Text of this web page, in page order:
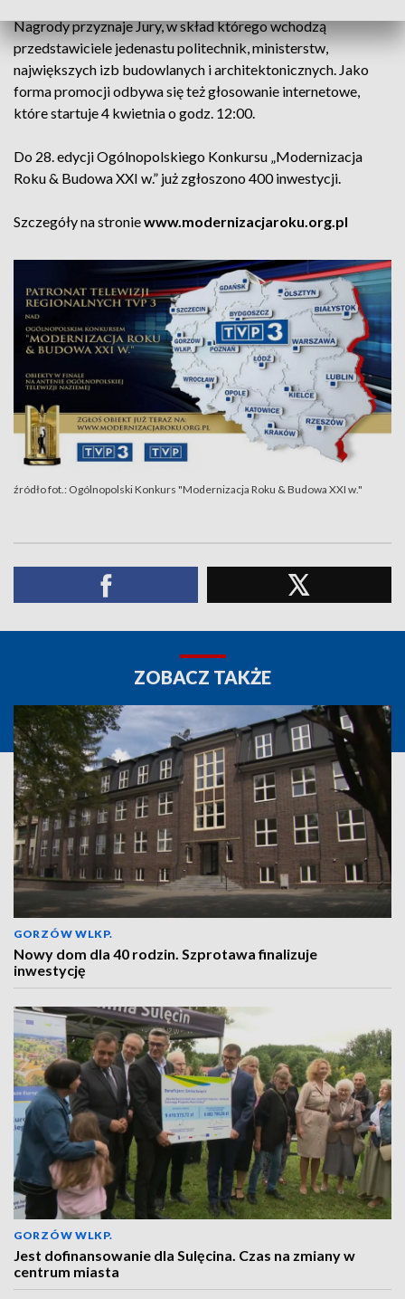
Nagrody przyznaje Jury, w skład którego wchodzą
przedstawiciele jedenastu politechnik, ministerstw,
największych izb budowlanych i architektonicznych. Jako
forma promocji odbywa się też głosowanie internetowe,
które startuje 4 kwietnia o godz. 12:00.
Do 28. edycji Ogólnopolskiego Konkursu „Modernizacja
Roku & Budowa XXI w.” już zgłoszono 400 inwestycji.
Szczegóły na stroniewww.modernizacjaroku.org.pl
źródło fot.: Ogólnopolski Konkurs "Modernizacja Roku & Budowa XXI w."
ZOBACZ TAKŻE
GORZÓW WLKP.
Nowy dom dla 40 rodzin. Szprotawa finalizuje
inwestycję
GORZÓW WLKP.
Jest dofinansowanie dla Sulęcina. Czas na zmiany w
centrum miasta